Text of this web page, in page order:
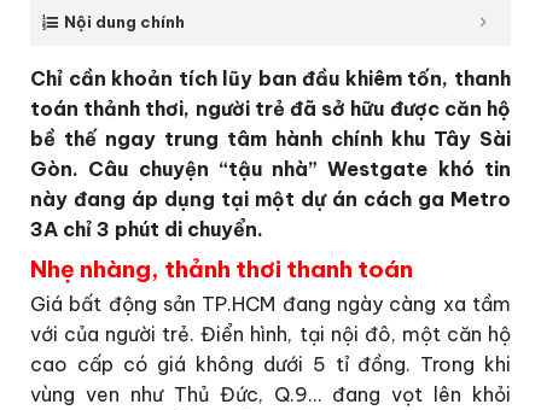
Nội dung chính
Chỉ cần khoản tích lũy ban đầu khiêm tốn, thanh
toán thảnh thơi, người trẻ đã sở hữu được căn hộ
bề thế ngay trung tâm hành chính khu Tây Sài
Gòn. Câu chuyện “tậu nhà” Westgate khó tin
này đang áp dụng tại một dự án cách ga Metro
3A chỉ 3 phút di chuyển.
Nhẹ nhàng, thảnh thơi thanh toán
Giá bất động sản TP.HCM đang ngày càng xa tầm
với của người trẻ. Điển hình, tại nội đô, một căn hộ
cao cấp có giá không dưới 5 tỉ đồng. Trong khi
vùng ven như Thủ Đức, Q.9… đang vọt lên khỏi